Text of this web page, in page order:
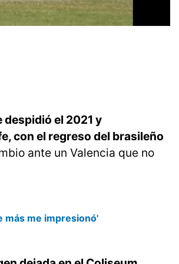
despidió el 2021 y
con el regreso del brasileño
ante un Valencia que no
más me impresionó'